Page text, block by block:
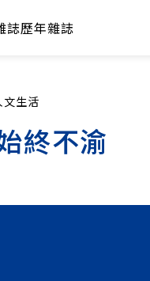
誌歷年雜誌
文生活
終不渝